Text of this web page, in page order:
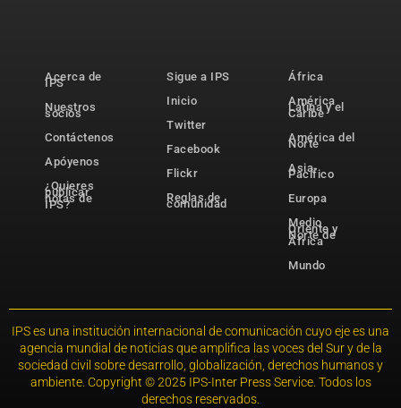
Acerca de
IPS
Nuestros
socios
Contáctenos
Apóyenos
¿Quieres
publicar
notas de
IPS?
Sigue a IPS
Inicio
Twitter
Facebook
Flickr
Reglas de
comunidad
África
América
Latina y el
Caribe
América del
Norte
Asia-
Pacífico
Europa
Medio
Oriente y
Norte de
África
Mundo
IPS es una institución internacional de comunicación cuyo eje es una
agencia mundial de noticias que amplifica las voces del Sur y de la
sociedad civil sobre desarrollo, globalización, derechos humanos y
ambiente. Copyright © 2025 IPS-Inter Press Service. Todos los
derechos reservados.